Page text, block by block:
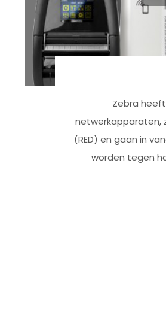
Zebra
netwerkapparaten,
(RED) en gaan in
worden tegen